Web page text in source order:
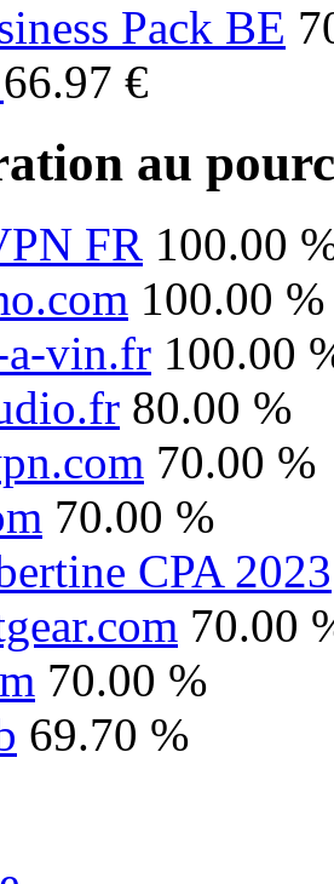
Pack BE
66.97 €
au
FR 100.00
100.00 %
a-vin.fr 100.00
80.00 %
70.00 %
70.00 %
CPA 2023
70.00
70.00 %
69.70 %